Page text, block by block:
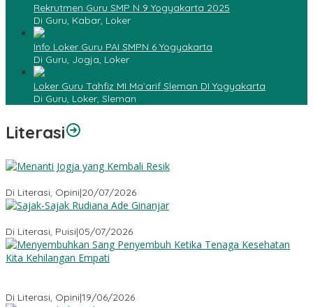
Rekrutmen Guru SMP N 9 Yogyakarta 2025
Di Guru, Kabar, Loker
Info Loker Guru PAI SMPN 6 Yogyakarta
Di Guru, Jogja, Loker
Loker Guru Tahfiz MI Ma`arif Sleman DI Yogyakarta
Di Guru, Loker, Sleman
Literasi
Di Literasi, Opini|20/07/2026
Di Literasi, Puisi|05/07/2026
Di Literasi, Opini|19/06/2026